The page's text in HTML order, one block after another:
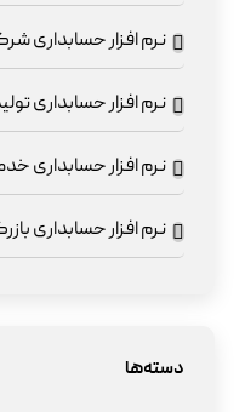
نرم افزار حسابداری
نرم افزار حسابداری
نرم افزار حسابداری
نرم افزار حسابداری
دسته‌ها